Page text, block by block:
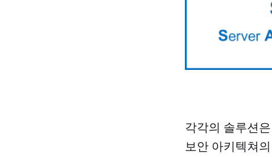
각각의 솔루션
보안 아키텍쳐